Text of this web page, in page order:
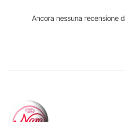
Ancora nessuna recensione